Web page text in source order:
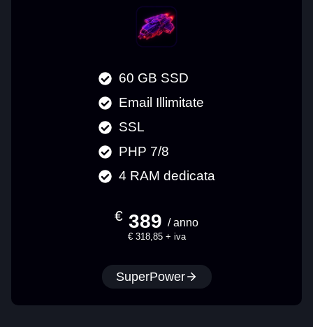
60 GB SSD
Email Illimitate
SSL
PHP 7/8
4 RAM dedicata
€ 389 / anno
€ 318,85 + iva
SuperPower